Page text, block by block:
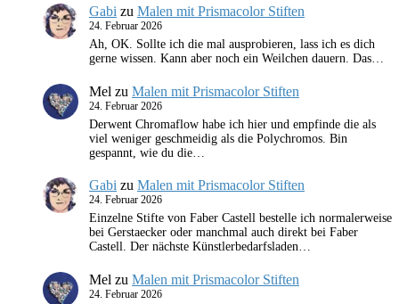
Gabi zu Malen mit Prismacolor Stiften
24. Februar 2026
Ah, OK. Sollte ich die mal ausprobieren, lass ich es dich
gerne wissen. Kann aber noch ein Weilchen dauern. Das…
Mel zu Malen mit Prismacolor Stiften
24. Februar 2026
Derwent Chromaflow habe ich hier und empfinde die als
viel weniger geschmeidig als die Polychromos. Bin
gespannt, wie du die…
Gabi zu Malen mit Prismacolor Stiften
24. Februar 2026
Einzelne Stifte von Faber Castell bestelle ich normalerweise
bei Gerstaecker oder manchmal auch direkt bei Faber
Castell. Der nächste Künstlerbedarfsladen…
Mel zu Malen mit Prismacolor Stiften
24. Februar 2026